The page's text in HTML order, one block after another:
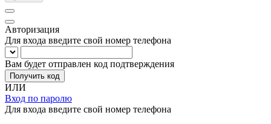
Авторизация
Для входа введите свой номер телефона
Вам будет отправлен код подтверждения
Получить код
ИЛИ
Вход по паролю
Для входа введите свой номер телефона